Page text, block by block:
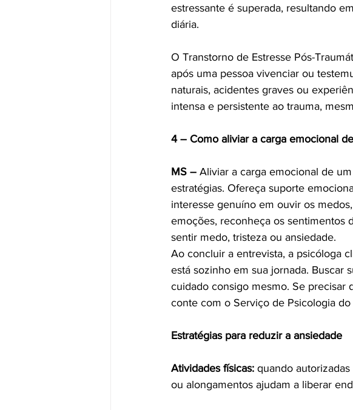
estressante é superada, resultando
diária.
O Transtorno de Estresse Pós-
após uma pessoa vivenciar ou
naturais, acidentes graves ou
intensa e persistente ao trauma,
4 – Como aliviar a carga emocional
MS – Aliviar a carga emocional de
estratégias. Ofereça suporte
interesse genuíno em ouvir os
emoções, reconheça os sentimentos
sentir medo, tristeza ou ansiedade.
Ao concluir a entrevista, a psicóloga
está sozinho em sua jornada. Buscar
cuidado consigo mesmo. Se precisar
conte com o Serviço de Psicologia
Estratégias para reduzir a ansiedade
Atividades físicas: quando
ou alongamentos ajudam a liberar